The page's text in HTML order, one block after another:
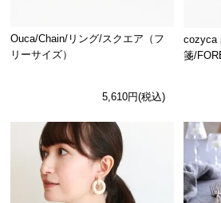
Ouca/Chain/リング/スクエア（フ
リーサイズ）
5,610円(税込)
cozyca
箋/